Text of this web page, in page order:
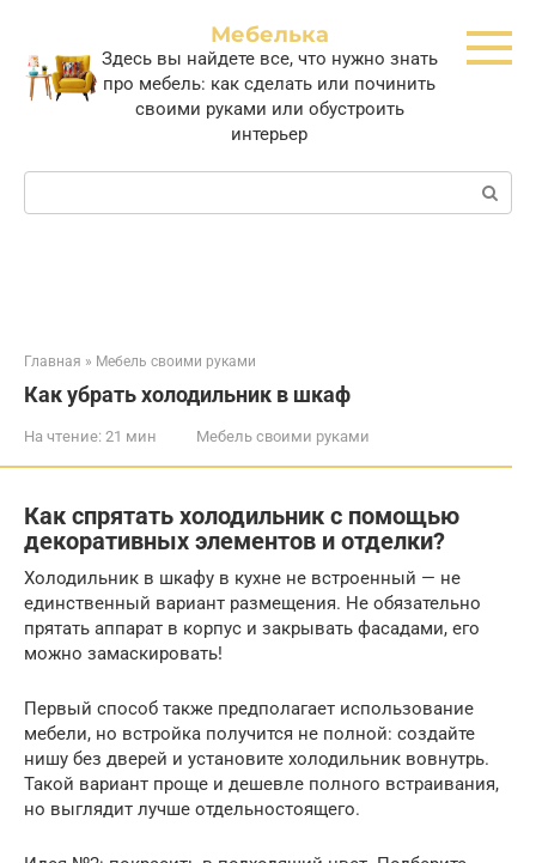
контенту
Мебелька
Здесь вы найдете все, что нужно знать
про мебель: как сделать или починить
своими руками или обустроить
интерьер
Поиск:
Главная » Мебель своими руками
Как убрать холодильник в шкаф
На чтение: 21 мин Мебель своими руками
Как спрятать холодильник с помощью
декоративных элементов и отделки?
Холодильник в шкафу в кухне не встроенный — не
единственный вариант размещения. Не обязательно
прятать аппарат в корпус и закрывать фасадами, его
можно замаскировать!
Первый способ также предполагает использование
мебели, но встройка получится не полной: создайте
нишу без дверей и установите холодильник вовнутрь.
Такой вариант проще и дешевле полного встраивания,
но выглядит лучше отдельностоящего.